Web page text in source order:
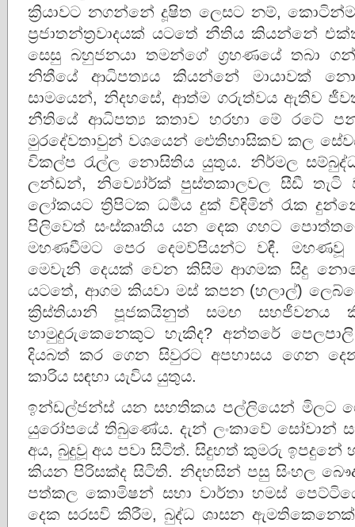
ක්‍රියාවට නගන්නේ දූෂිත ලෙසට නම්,
ප්‍රජාතන්ත්‍රවාදයක් යටතේ නීතිය කියන්නේ
සෙසු බහුජනයා තමන්ගේ ග්‍රහණයේ තබා
නිතීයේ ආධිපත්‍යය කියන්නේ මායාවක්
සාමයෙන්, නිදහසේ, ආත්ම ගරුත්‌වය ඇතිව
නීතියේ ආධිපත්‍ය කතාව හරහා මේ රටේ
මුරදේවතාවුන් වශයෙන් ඓතිහාසිකව කල
විකල්ප රැල්ල නොසිතිය යුතුය. නිර්‌මල සම්බුද්ධ
ලන්ඩන්, නිව්‍යෝර්ක් පුස්තකාලවල සීඩී තැටි
ලෝකයට ත්‍රිපිටක ධර්‍මය දුක් විඳිමින් රැක
පිලිවෙත් සංස්කෘතිය යන දෙක ගහට
මහණවීමට පෙර දෙමව්පියන්ට වඳී. මහණවූ
මෙවැනි දෙයක් වෙන කිසිම ආගමක සිදු
යටතේ, ආගම කියවා මස් කපන (හලාල්)
ක්‍රිස්තියානි පූජකයිනුත් සමඟ සහජීවනය
හාමුදුරුකෙනෙකුට හැකිද? අන්තරේ
දියබත් කර ගෙන සිවුරට අපහාසය ගෙන
කාරිය සඳහා යැවිය යුතුය.
ඉන්ඩල්ජන්ස් යන සහතිකය පල්ලියෙන් මිලට
යුරෝපයේ තිබුණේය. දැන් ලංකාවේ සෝවාන්
අය, බුදුවූ අය පවා සිටිත්. සිදුහත් කුමරු ඉපදුනේ
කියන පිරිසක්ද සිටිති. නිදහසින් පසු සිංහල
පත්කල කොමිෂන් සභා වාර්තා හමස්
දෙක සරසවි කිරීම, බුද්ධ ශාසන